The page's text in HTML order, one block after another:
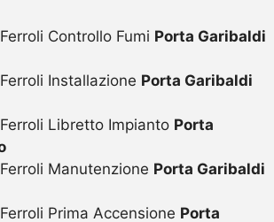
Controllo Fumi Porta Garibaldi
Installazione Porta Garibaldi
Libretto Impianto Porta
Manutenzione Porta Garibaldi
Prima Accensione Porta